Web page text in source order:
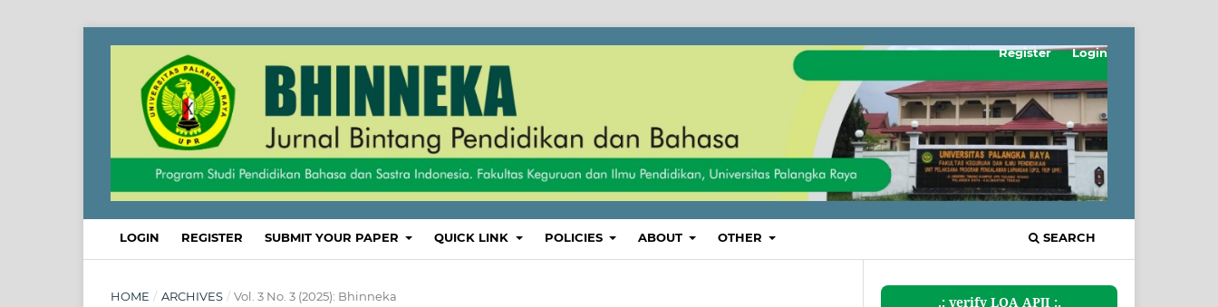
LOGIN REGISTER SUBMIT YOUR PAPER QUICK LINK POLICIES ABOUT OTHER SEARCH
Register Login
HOME / ARCHIVES / Vol. 3 No. 3 (2025): Bhinneka .: verify LOA APJI :.